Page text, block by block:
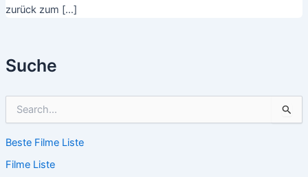
Suche
h
n
Beste Filme Liste
Filme Liste
zurück zum […]